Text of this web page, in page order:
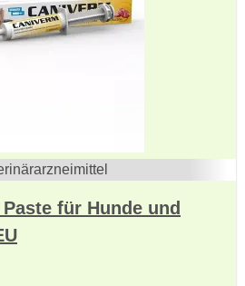
für Hunde und